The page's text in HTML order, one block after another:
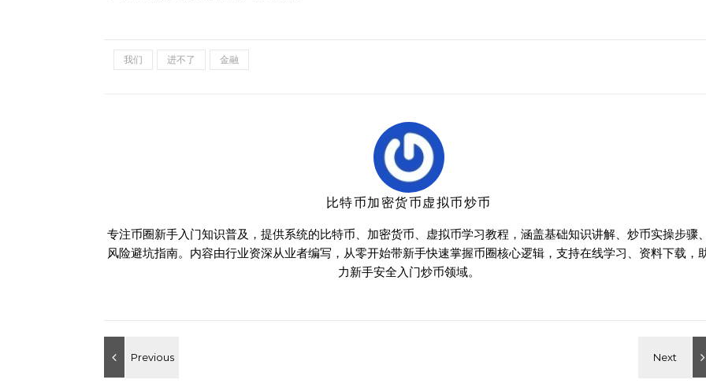
我们 进不了 金融
比特币加密货币虚拟币炒币
专注币圈新手入门知识普及，提供系统的比特币、加密货币、虚拟币学习教程，涵盖基础知识讲解、炒币实操步骤、
风险避坑指南。内容由行业资深从业者编写，从零开始带新手快速掌握币圈核心逻辑，支持在线学习、资料下载，
力新手安全入门炒币领域。